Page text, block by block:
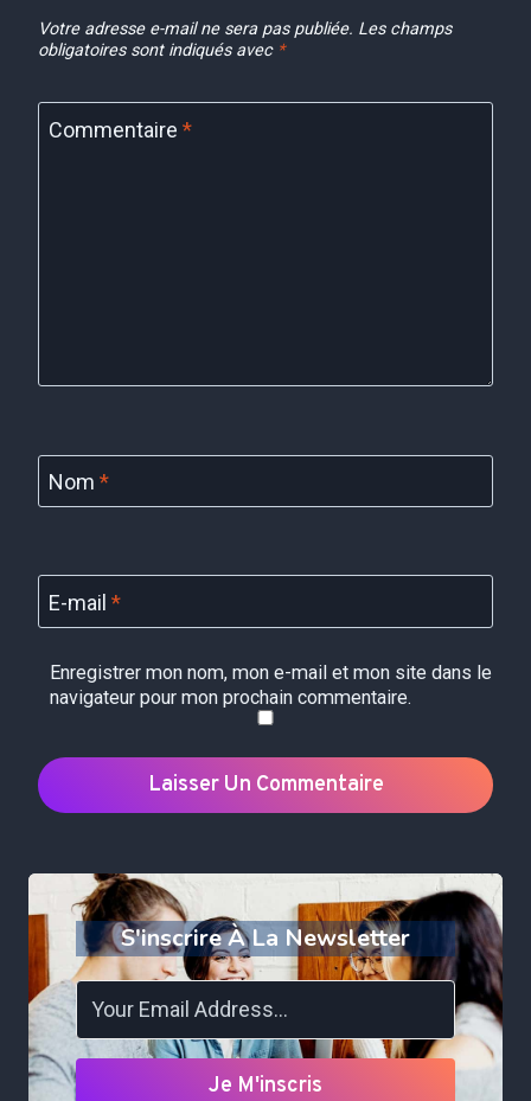
Votre adresse e-mail ne sera pas publiée. Les champs
obligatoires sont indiqués avec *
Commentaire *
Nom *
E-mail *
Enregistrer mon nom, mon e-mail et mon site dans le
navigateur pour mon prochain commentaire.
S'inscrire À La Newsletter
Je M'inscris